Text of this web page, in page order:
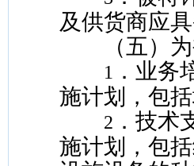
及供货商应具
（五）为
1 ．业务
施计划，包
2 ．技术
施计划，包